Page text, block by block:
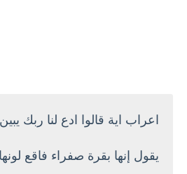
اعراب اية قالوا ادع لنا ربك
يقول إنها بقرة صفراء فاقع